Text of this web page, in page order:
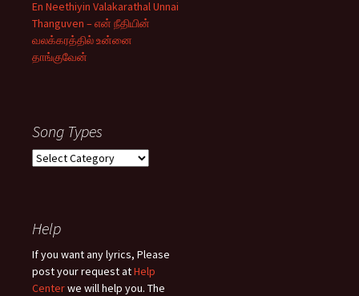
En Neethiyin Valakarathal Unnai
Thanguven – என் நீதியின்
வலக்கரத்தில் உன்னை
தாங்குவேன்
Song Types
Song
Help
If you want any lyrics, Please
post your request atHelp
Centerwe will help you. The